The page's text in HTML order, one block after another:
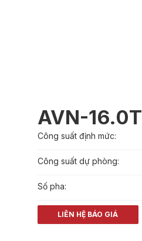
AVN-16.0T
Công suất định mức:
Công suất dự phòng:
Số pha:
LIÊN HỆ BÁO GIÁ